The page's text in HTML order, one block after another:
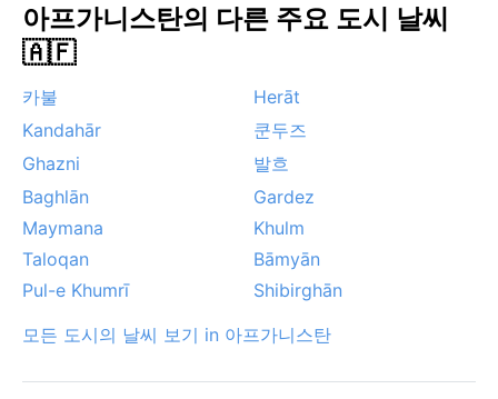
아프가니스탄의 다른 주요 도시 날씨
🇦🇫
카불
Herāt
Kandahār
쿤두즈
Ghazni
발흐
Baghlān
Gardez
Maymana
Khulm
Taloqan
Bāmyān
Pul-e Khumrī
Shibirghān
모든 도시의 날씨 보기 in 아프가니스탄